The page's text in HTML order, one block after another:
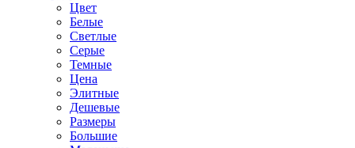
Цвет
Белые
Светлые
Серые
Темные
Цена
Элитные
Дешевые
Размеры
Большие